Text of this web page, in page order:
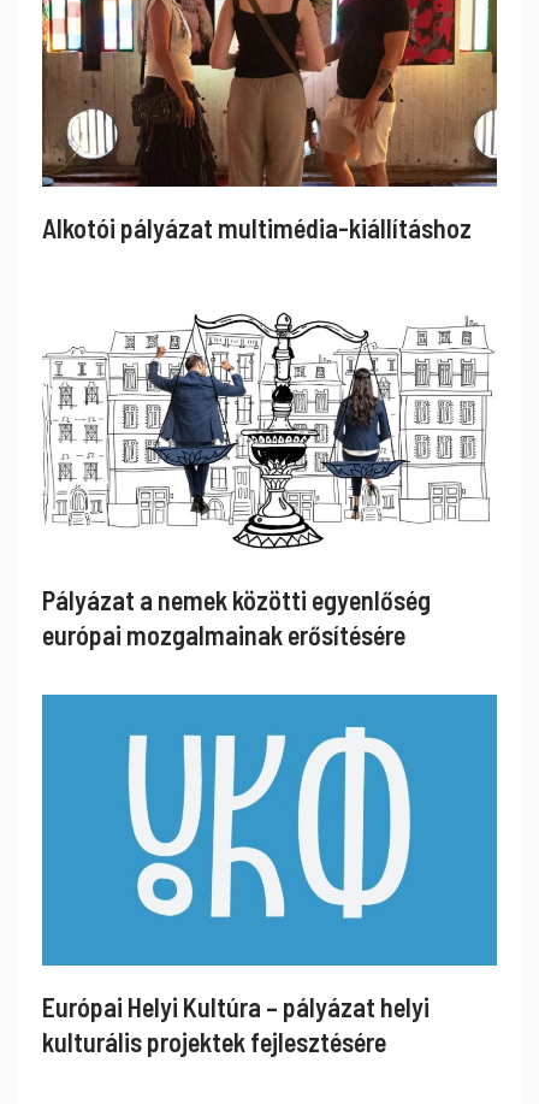
Alkotói pályázat multimédia-kiállításhoz
Pályázat a nemek közötti egyenlőség
európai mozgalmainak erősítésére
Európai Helyi Kultúra – pályázat helyi
kulturális projektek fejlesztésére